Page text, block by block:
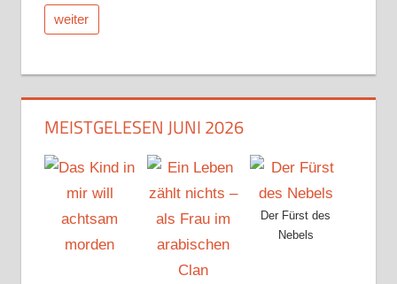
weiter
MEISTGELESEN JUNI 2026
Der Fürst des
Nebels